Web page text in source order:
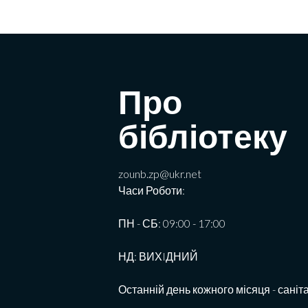
Про
бібліотеку
zounb.zp@ukr.net
Часи Роботи:
ПН - СБ: 09:00 - 17:00
НД: ВИХIДНИЙ
Останній день кожного місяця -